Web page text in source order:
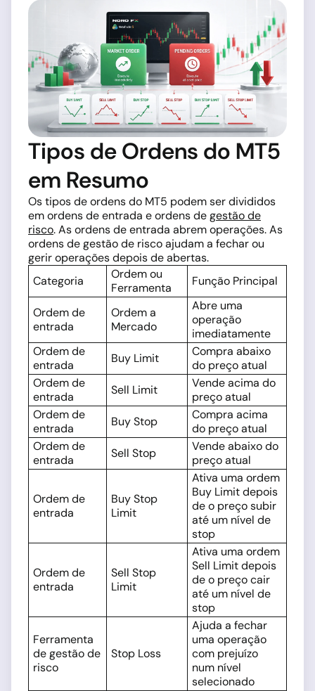
Tipos de Ordens do MT5
em Resumo
Os tipos de ordens do MT5 podem ser divididos
em ordens de entrada e ordens degestão de
risco. As ordens de entrada abrem operações. As
ordens de gestão de risco ajudam a fechar ou
gerir operações depois de abertas.
Categoria
Ordem ou
Ferramenta
Função Principal
Ordem de
entrada
Ordem a
Mercado
Abre uma
operação
imediatamente
Ordem de
entrada
Buy Limit
Compra abaixo
do preço atual
Ordem de
entrada
Sell Limit
Vende acima do
preço atual
Ordem de
entrada
Buy Stop
Compra acima
do preço atual
Ordem de
entrada
Sell Stop
Vende abaixo do
preço atual
Ordem de
entrada
Buy Stop
Limit
Ativa uma ordem
Buy Limit depois
de o preço subir
até um nível de
stop
Ordem de
entrada
Sell Stop
Limit
Ativa uma ordem
Sell Limit depois
de o preço cair
até um nível de
stop
Ferramenta
de gestão de
risco
Stop Loss
Ajuda a fechar
uma operação
com prejuízo
num nível
selecionado